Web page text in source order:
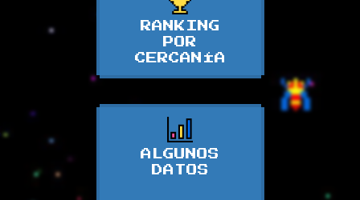
RANKING
POR
CERCANÍA
ALGUNOS
DATOS